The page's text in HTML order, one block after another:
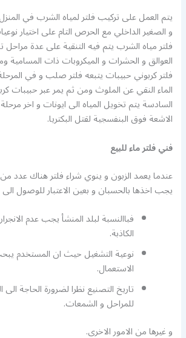
يتم العمل على تركيب فلتر لمياه الشرب في المنزل
و الصغير الداخلي مع الحرص التام على اختيار
فلتر مياه الشرب يتم فيه التنقية على عدة
العوالق و الحشرات و الميكروبات ذات المسامية
فلتر كربوني حبيبات يتبعه فلتر صلب و في
الماء النقي عن الملوث ومن ثم يمر عبر حبيبات
السادسة يتم تخويل المياه الى ايونات و اخر
الاشعة فوق البنفسجية لقتل البكتريا.
فني فلتر ماء للبيع
عندما يعمد الزبون و ينوي شراء فلتر هناك عدد من
يجب اخذها بالحسبان و بعين الاعتبار للوصول
فباالنسبة لبلد المنشأ يجب عدم
الكاذبة.
نوعية التشغيل حيث ان المستخدم
الاستعمال.
تاريخ التصنيع نظرا لضرورة الحاجة الى
للمراحل و الشمعات.
و غيرها من الامور الاخرى.